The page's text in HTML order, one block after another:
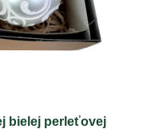
bielej perleťovej